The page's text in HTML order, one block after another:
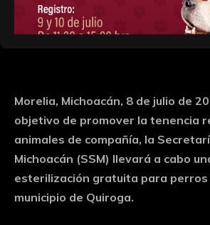
Morelia, Michoacán, 8 de julio de
objetivo de promover la tenencia
animales de compañía, la
Michoacán (SSM) llevará a cabo
esterilización gratuita para perros
municipio de Quiroga.